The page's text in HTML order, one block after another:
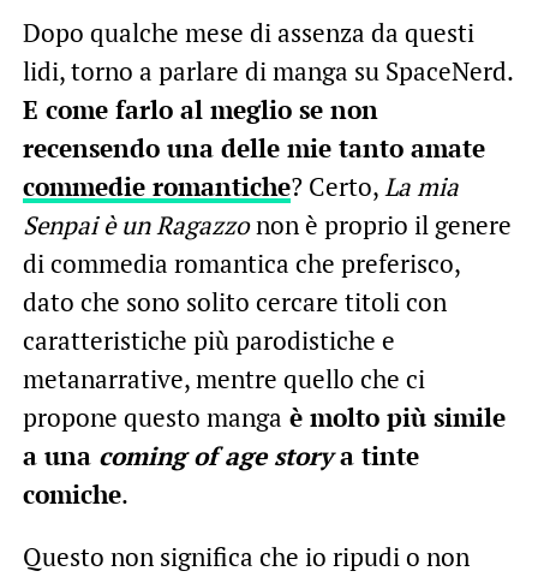
Dopo qualche mese di assenza da questi
lidi, torno a parlare di manga su SpaceNerd.
E come farlo al meglio se non
recensendo una delle mie tanto amate
commedie romantiche? Certo,La mia
Senpai è un Ragazzonon è proprio il genere
di commedia romantica che preferisco,
dato che sono solito cercare titoli con
caratteristiche più parodistiche e
metanarrative, mentre quello che ci
propone questo manga è molto più simile
a una coming of age storya tinte
comiche.
Questo non significa che io ripudi o non